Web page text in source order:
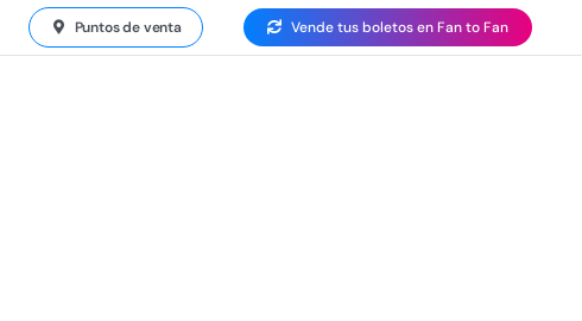
Puntos de venta Vende tus boletos en Fan to Fan